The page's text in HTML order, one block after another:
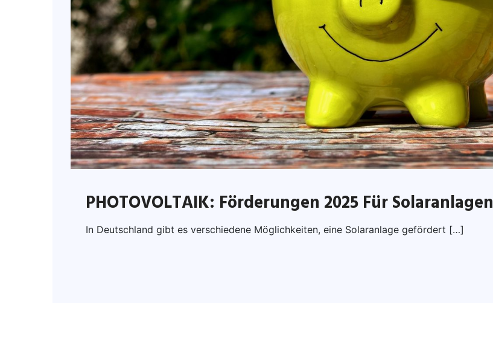
PHOTOVOLTAIK: Förderungen 2025 Für Solaranlagen
In Deutschland gibt es verschiedene Möglichkeiten, eine Solaranlage gefördert […]